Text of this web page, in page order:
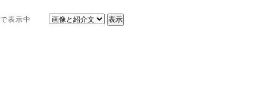
で表示中